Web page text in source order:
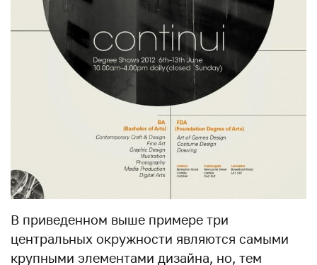
В приведенном выше примере три
центральных окружности являются самыми
крупными элементами дизайна, но, тем